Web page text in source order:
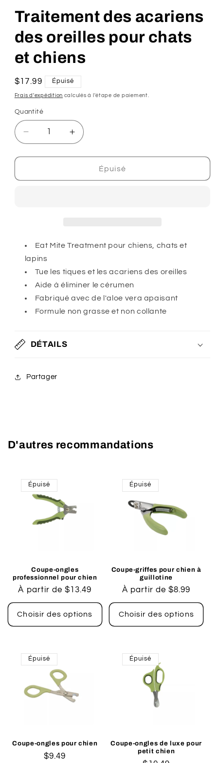
fenêtre
modale
Traitement des acariens
des oreilles pour chats
et chiens
Prix
habituel
$17.99 Épuisé
Frais d'expédition calculés à l'étape de paiement.
Quantité
Réduire
la
quantité
Traitement
chats
et
chiens
Augmenter
la
quantité
Traitement
chats
Épuisé
Eat Mite Treatment pour chiens, chats et
lapins
Tue les tiques et les acariens des oreilles
Aide à éliminer le cérumen
Fabriqué avec de l'aloe vera apaisant
Formule non grasse et non collante
DÉTAILS
Partager
D'autres recommandations
Épuisé
Coupe-ongles
professionnel pour chien
Prix
habituel
À partir de $13.49
Choisir des options
Épuisé
Coupe-griffes pour chien à
guillotine
Prix
habituel
À partir de $8.99
Choisir des options
Épuisé
Coupe-ongles pour chien
Prix
$9.49
Épuisé
Coupe-ongles de luxe pour
petit chien